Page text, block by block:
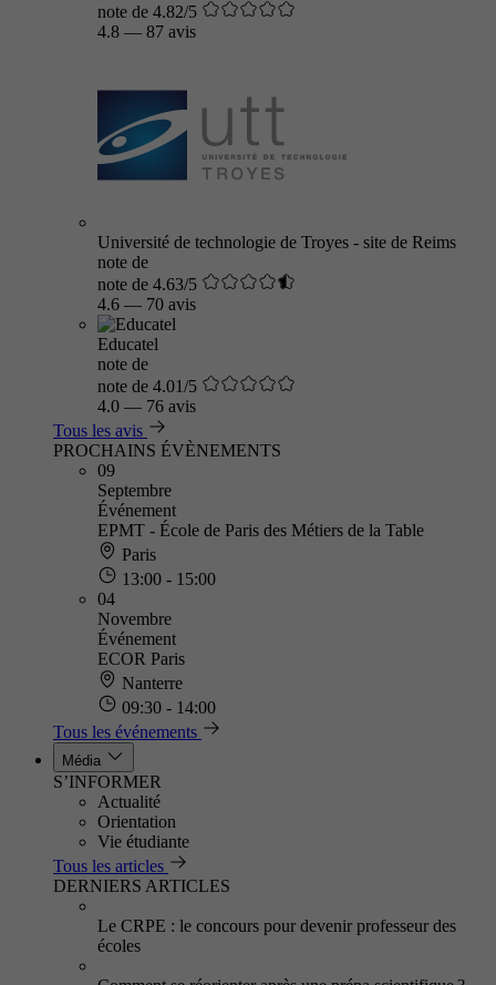
note de 4.82/5
4.8 — 87 avis
Université de technologie de Troyes - site de Reims
note de
note de 4.63/5
4.6 — 70 avis
Educatel
note de
note de 4.01/5
4.0 — 76 avis
Tous les avis
PROCHAINS ÉVÈNEMENTS
09
Septembre
Événement
EPMT - École de Paris des Métiers de la Table
Paris
13:00 - 15:00
04
Novembre
Événement
ECOR Paris
Nanterre
09:30 - 14:00
Tous les événements
Média
S’INFORMER
Actualité
Orientation
Vie étudiante
Tous les articles
DERNIERS ARTICLES
Le CRPE : le concours pour devenir professeur des
écoles